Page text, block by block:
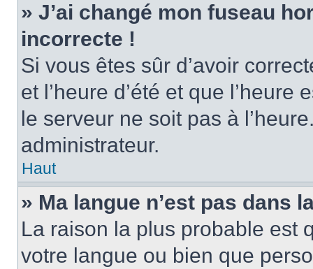
» J’ai changé mon fuseau
incorrecte !
Si vous êtes sûr d’avoir
et l’heure d’été et que
le serveur ne soit pas à
administrateur.
Haut
» Ma langue n’est pas dans
La raison la plus probable est
votre langue ou bien que